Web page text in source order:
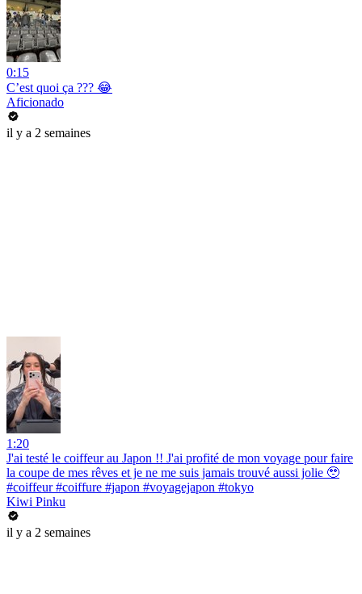
0:15
C’est quoi ça ??? 😂
Aficionado
il y a 2 semaines
1:20
J'ai testé le coiffeur au Japon !! J'ai profité de mon voyage pour faire
la coupe de mes rêves et je ne me suis jamais trouvé aussi jolie 🥹
#coiffeur #coiffure #japon #voyagejapon #tokyo
Kiwi Pinku
il y a 2 semaines